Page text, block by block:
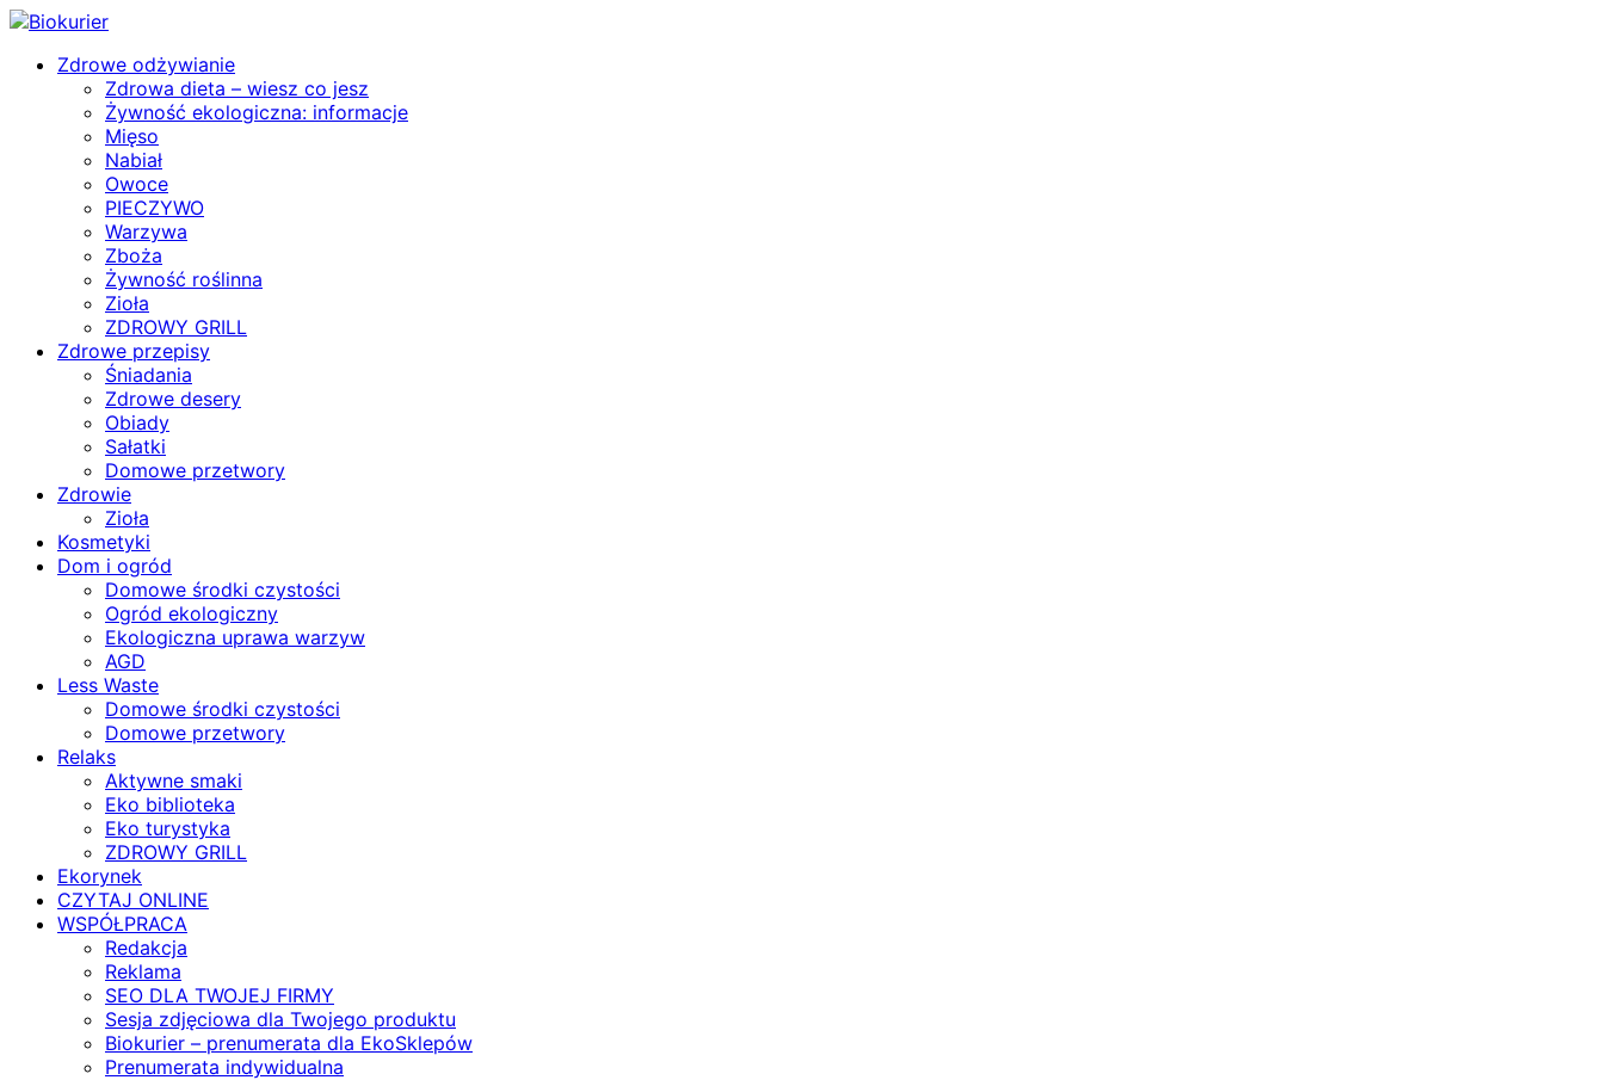
Zdrowe odżywianie
Zdrowa dieta – wiesz co jesz
Żywność ekologiczna: informacje
Mięso
Nabiał
Owoce
PIECZYWO
Warzywa
Zboża
Żywność roślinna
Zioła
ZDROWY GRILL
Zdrowe przepisy
Śniadania
Zdrowe desery
Obiady
Sałatki
Domowe przetwory
Zdrowie
Zioła
Kosmetyki
Dom i ogród
Domowe środki czystości
Ogród ekologiczny
Ekologiczna uprawa warzyw
AGD
Less Waste
Domowe środki czystości
Domowe przetwory
Relaks
Aktywne smaki
Eko biblioteka
Eko turystyka
ZDROWY GRILL
Ekorynek
CZYTAJ ONLINE
WSPÓŁPRACA
Redakcja
Reklama
SEO DLA TWOJEJ FIRMY
Sesja zdjęciowa dla Twojego produktu
Biokurier – prenumerata dla EkoSklepów
Prenumerata indywidualna